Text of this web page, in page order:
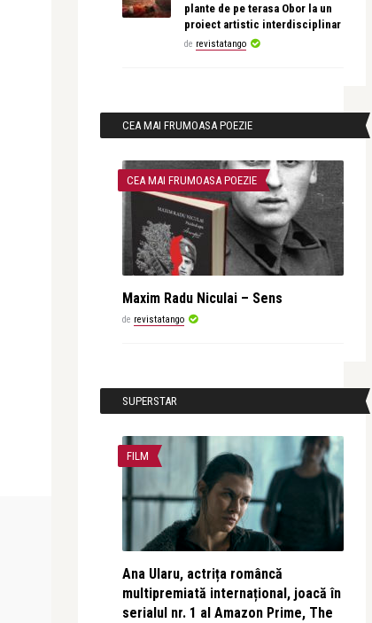
Ediția a cincea Bucharest Opera
Festival 2026, la final ...
CONCERTE &
Alexandra
am scris o
plante de pe terasa Obor la un
proiect artistic interdisciplinar
de revistatango
CEA MAI FRUMOASA POEZIE
CEA MAI FRUMOASA POEZIE
Maxim Radu Niculai – Sens
de revistatango
SUPERSTAR
FILM
Ana Ularu, actrița româncă
multipremiată internațional, joacă în
serialul nr. 1 al Amazon Prime, The